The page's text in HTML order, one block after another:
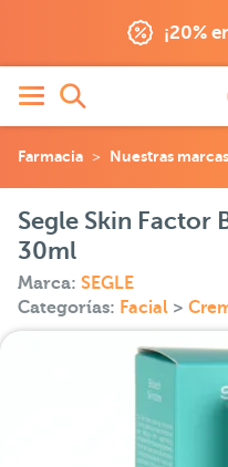
¡20%
Farmacia Nuestras marcas
Segle Skin Factor
30ml
Marca: SEGLE
Categorías: Facial >